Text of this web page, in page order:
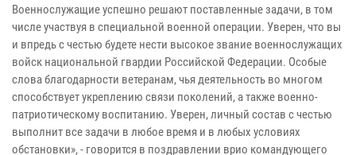
Военнослужащие успешно решают поставленные задачи, в том
числе участвуя в специальной военной операции. Уверен, что вы
и впредь с честью будете нести высокое звание военнослужащих
войск национальной гвардии Российской Федерации. Особые
слова благодарности ветеранам, чья деятельность во многом
способствует укреплению связи поколений, а также военно-
патриотическому воспитанию. Уверен, личный состав с честью
выполнит все задачи в любое время и в любых условиях
обстановки», - говорится в поздравлении врио командующего